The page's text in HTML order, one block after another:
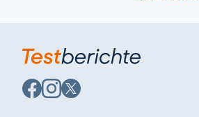
Auf
Facebook
Auf
Instagram
Auf
X